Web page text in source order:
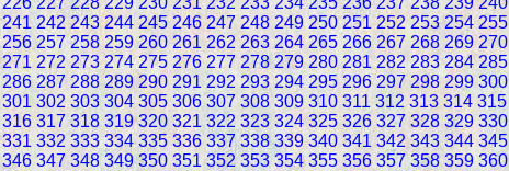
241 242 243 244 245 246 247 248 249 250 251 252 253 254 255
256 257 258 259 260 261 262 263 264 265 266 267 268 269 270
271 272 273 274 275 276 277 278 279 280 281 282 283 284 285
286 287 288 289 290 291 292 293 294 295 296 297 298 299 300
301 302 303 304 305 306 307 308 309 310 311 312 313 314 315
316 317 318 319 320 321 322 323 324 325 326 327 328 329 330
331 332 333 334 335 336 337 338 339 340 341 342 343 344 345
346 347 348 349 350 351 352 353 354 355 356 357 358 359 360